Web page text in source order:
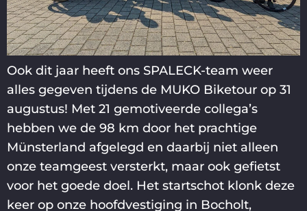
Ook dit jaar heeft ons SPALECK-team weer
alles gegeven tijdens de MUKO Biketour op 31
augustus! Met 21 gemotiveerde collega’s
hebben we de 98 km door het prachtige
Münsterland afgelegd en daarbij niet alleen
onze teamgeest versterkt, maar ook gefietst
voor het goede doel. Het startschot klonk deze
keer op onze hoofdvestiging in Bocholt,